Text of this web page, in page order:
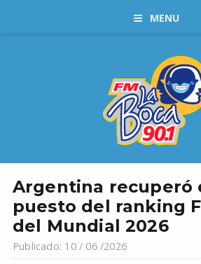
MENU
Argentina recuperó
puesto del ranking
del Mundial 2026
Publicado: 10 / 06 /2026